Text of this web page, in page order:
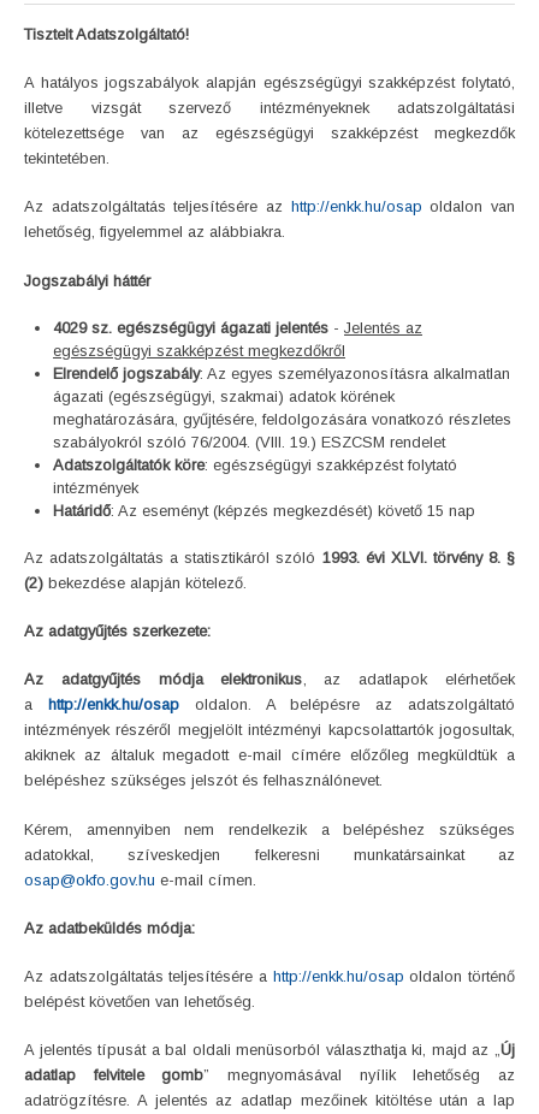
Tisztelt Adatszolgáltató!
A hatályos jogszabályok alapján egészségügyi szakképzést folytató,
illetve vizsgát szervező intézményeknek adatszolgáltatási
kötelezettsége van az egészségügyi szakképzést megkezdők
tekintetében.
Az adatszolgáltatás teljesítésére az http://enkk.hu/osap oldalon van
lehetőség, figyelemmel az alábbiakra.
Jogszabályi háttér
4029 sz. egészségügyi ágazati jelentés - Jelentés az
egészségügyi szakképzést megkezdőkről
Elrendelő jogszabály: Az egyes személyazonosításra alkalmatlan
ágazati (egészségügyi, szakmai) adatok körének
meghatározására, gyűjtésére, feldolgozására vonatkozó részletes
szabályokról szóló 76/2004. (VIII. 19.) ESZCSM rendelet
Adatszolgáltatók köre: egészségügyi szakképzést folytató
intézmények
Határidő: Az eseményt (képzés megkezdését) követő 15 nap
Az adatszolgáltatás a statisztikáról szóló 1993. évi XLVI. törvény 8. §
(2) bekezdése alapján kötelező.
Az adatgyűjtés szerkezete:
Az adatgyűjtés módja elektronikus, az adatlapok elérhetőek
a http://enkk.hu/osapoldalon. A belépésre az adatszolgáltató
intézmények részéről megjelölt intézményi kapcsolattartók jogosultak,
akiknek az általuk megadott e-mail címére előzőleg megküldtük a
belépéshez szükséges jelszót és felhasználónevet.
Kérem, amennyiben nem rendelkezik a belépéshez szükséges
adatokkal, szíveskedjen felkeresni munkatársainkat az
osap@okfo.gov.hu e-mail címen.
Az adatbeküldés módja:
Az adatszolgáltatás teljesítésére a http://enkk.hu/osap oldalon történő
belépést követően van lehetőség.
A jelentés típusát a bal oldali menüsorból választhatja ki, majd az „Új
adatlap felvitele gomb” megnyomásával nyílik lehetőség az
adatrögzítésre. A jelentés az adatlap mezőinek kitöltése után a lap